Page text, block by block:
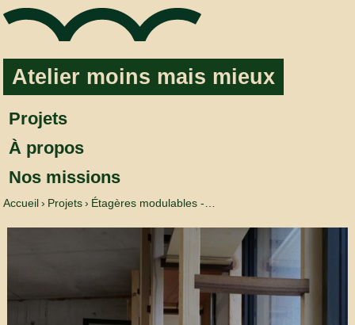
Aller au contenu
Atelier moins mais mieux
Projets
À propos
Nos missions
Accueil Projets Étagères modulables -…